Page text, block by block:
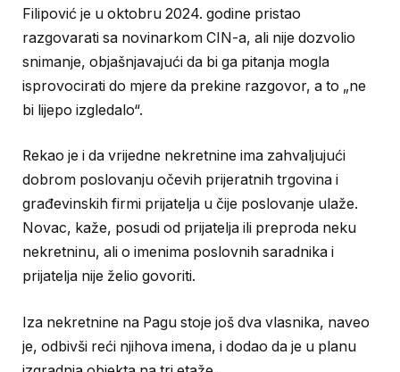
Filipović je u oktobru 2024. godine pristao
razgovarati sa novinarkom CIN-a, ali nije dozvolio
snimanje, objašnjavajući da bi ga pitanja mogla
isprovocirati do mjere da prekine razgovor, a to „ne
bi lijepo izgledalo“.
Rekao je i da vrijedne nekretnine ima zahvaljujući
dobrom poslovanju očevih prijeratnih trgovina i
građevinskih firmi prijatelja u čije poslovanje ulaže.
Novac, kaže, posudi od prijatelja ili preproda neku
nekretninu, ali o imenima poslovnih saradnika i
prijatelja nije želio govoriti.
Iza nekretnine na Pagu stoje još dva vlasnika, naveo
je, odbivši reći njihova imena, i dodao da je u planu